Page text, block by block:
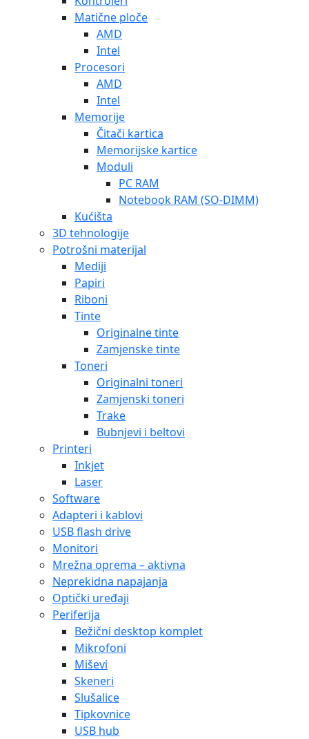
Matične ploče
AMD
Intel
Procesori
AMD
Intel
Memorije
Čitači kartica
Memorijske kartice
Moduli
PC RAM
Notebook RAM (SO-DIMM)
Kućišta
3D tehnologije
Potrošni materijal
Mediji
Papiri
Riboni
Tinte
Originalne tinte
Zamjenske tinte
Toneri
Originalni toneri
Zamjenski toneri
Trake
Bubnjevi i beltovi
Printeri
Inkjet
Laser
Software
Adapteri i kablovi
USB flash drive
Monitori
Mrežna oprema – aktivna
Neprekidna napajanja
Optički uređaji
Periferija
Bežični desktop komplet
Mikrofoni
Miševi
Skeneri
Slušalice
Tipkovnice
USB hub